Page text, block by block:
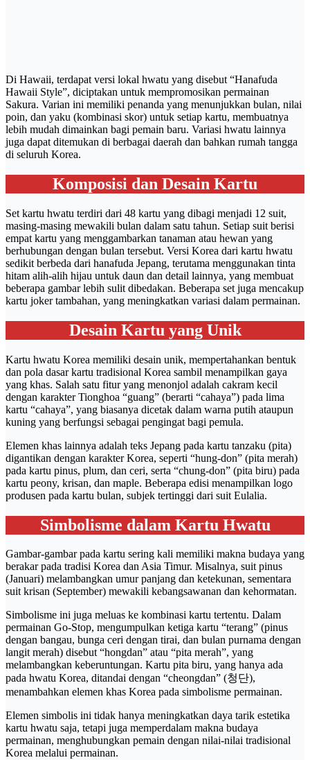
Di Hawaii, terdapat versi lokal hwatu yang disebut “Hanafuda
Hawaii Style”, diciptakan untuk mempromosikan permainan
Sakura. Varian ini memiliki penanda yang menunjukkan bulan, nilai
poin, dan yaku (kombinasi skor) untuk setiap kartu, membuatnya
lebih mudah dimainkan bagi pemain baru. Variasi hwatu lainnya
juga dapat ditemukan di berbagai daerah dan bahkan rumah tangga
di seluruh Korea.
Komposisi dan Desain Kartu
Set kartu hwatu terdiri dari 48 kartu yang dibagi menjadi 12 suit,
masing-masing mewakili bulan dalam satu tahun. Setiap suit berisi
empat kartu yang menggambarkan tanaman atau hewan yang
berhubungan dengan bulan tersebut. Versi Korea dari kartu hwatu
sedikit berbeda dari hanafuda Jepang, terutama menggunakan tinta
hitam alih-alih hijau untuk daun dan detail lainnya, yang membuat
beberapa gambar lebih sulit dibedakan. Beberapa set juga mencakup
kartu joker tambahan, yang meningkatkan variasi dalam permainan.
Desain Kartu yang Unik
Kartu hwatu Korea memiliki desain unik, mempertahankan bentuk
dan pola dasar kartu tradisional Korea sambil menampilkan gaya
yang khas. Salah satu fitur yang menonjol adalah cakram kecil
dengan karakter Tionghoa “guang” (berarti “cahaya”) pada lima
kartu “cahaya”, yang biasanya dicetak dalam warna putih ataupun
kuning yang berfungsi sebagai pengingat bagi pemula.
Elemen khas lainnya adalah teks Jepang pada kartu tanzaku (pita)
digantikan dengan karakter Korea, seperti “hung-don” (pita merah)
pada kartu pinus, plum, dan ceri, serta “chung-don” (pita biru) pada
kartu peony, krisan, dan maple. Beberapa edisi menampilkan logo
produsen pada kartu bulan, subjek tertinggi dari suit Eulalia.
Simbolisme dalam Kartu Hwatu
Gambar-gambar pada kartu sering kali memiliki makna budaya yang
berakar pada tradisi Korea dan Asia Timur. Misalnya, suit pinus
(Januari) melambangkan umur panjang dan ketekunan, sementara
suit krisan (September) mewakili kebangsawanan dan kehormatan.
Simbolisme ini juga meluas ke kombinasi kartu tertentu. Dalam
permainan Go-Stop, mengumpulkan ketiga kartu “terang” (pinus
dengan bangau, bunga ceri dengan tirai, dan bulan purnama dengan
langit merah) disebut “hongdan” atau “pita merah”, yang
melambangkan keberuntungan. Kartu pita biru, yang hanya ada
pada hwatu Korea, ditandai dengan “cheongdan” (청단),
menambahkan elemen khas Korea pada simbolisme permainan.
Elemen simbolis ini tidak hanya meningkatkan daya tarik estetika
kartu hwatu saja, tetapi juga memperdalam makna budaya
permainan, menghubungkan pemain dengan nilai-nilai tradisional
Korea melalui permainan.